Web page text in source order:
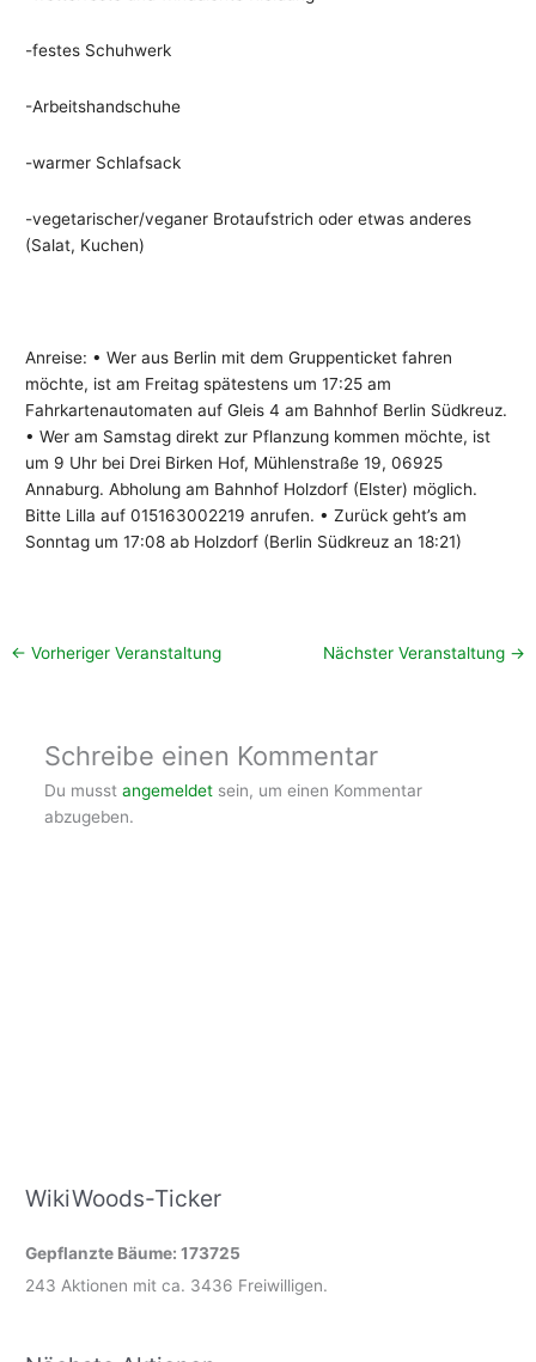
-festes Schuhwerk
-Arbeitshandschuhe
-warmer Schlafsack
-vegetarischer/veganer Brotaufstrich oder etwas anderes
(Salat, Kuchen)
Anreise: • Wer aus Berlin mit dem Gruppenticket fahren
möchte, ist am Freitag spätestens um 17:25 am
Fahrkartenautomaten auf Gleis 4 am Bahnhof Berlin Südkreuz.
• Wer am Samstag direkt zur Pflanzung kommen möchte, ist
um 9 Uhr bei Drei Birken Hof, Mühlenstraße 19, 06925
Annaburg. Abholung am Bahnhof Holzdorf (Elster) möglich.
Bitte Lilla auf 015163002219 anrufen. • Zurück geht’s am
Sonntag um 17:08 ab Holzdorf (Berlin Südkreuz an 18:21)
← Vorheriger Veranstaltung Nächster Veranstaltung →
Schreibe einen Kommentar
Du musst angemeldetsein, um einen Kommentar
abzugeben.
WikiWoods-Ticker
Gepflanzte Bäume: 173725
243 Aktionen mit ca. 3436 Freiwilligen.